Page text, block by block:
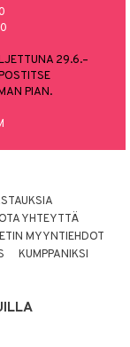
29.6.–
PIAN.
YHTEYTTÄ
MYYNTIEHDOT
KUMPPANIKSI